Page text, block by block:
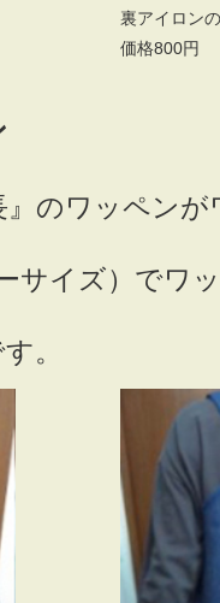
裏アイロン
価格800円
のワッペン
サイズ）でワ
。